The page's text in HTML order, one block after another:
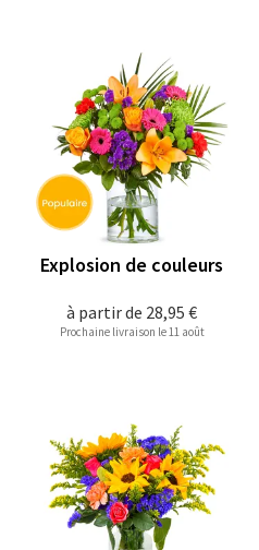
à partir de 28,95 €
Explosion de couleurs
Prochaine livraison le 11 août